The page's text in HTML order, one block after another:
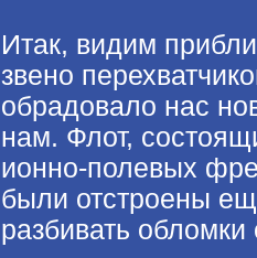
Итак, видим
звено
обрадовало нас
нам. Флот,
ионно-полевых
были отстроены
разбивать